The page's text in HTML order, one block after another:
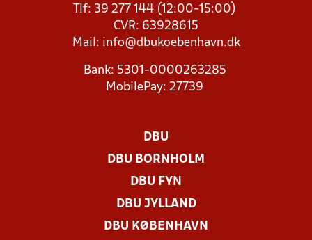
Tlf: 39 277 144 (12:00-15:00)
CVR: 63928615
Mail: info@dbukoebenhavn.dk
Bank: 5301-0000263285
MobilePay: 27739
DBU
DBU BORNHOLM
DBU FYN
DBU JYLLAND
DBU KØBENHAVN